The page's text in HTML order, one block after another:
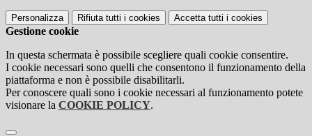
Personalizza Rifiuta tutti i cookies Accetta tutti i cookies
Gestione cookie
In questa schermata è possibile scegliere quali cookie consentire.
I cookie necessari sono quelli che consentono il funzionamento della
piattaforma e non è possibile disabilitarli.
Per conoscere quali sono i cookie necessari al funzionamento potete
visionare la COOKIE POLICY.